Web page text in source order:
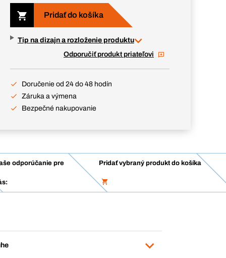
Pridať do košíka
Tip na dizajn a rozloženie produktu
Odporučiť produkt priateľovi
Doručenie od 24 do 48 hodín
Záruka a výmena
Bezpečné nakupovanie
odporúčanie pre Pridať vybraný produkt do košíka